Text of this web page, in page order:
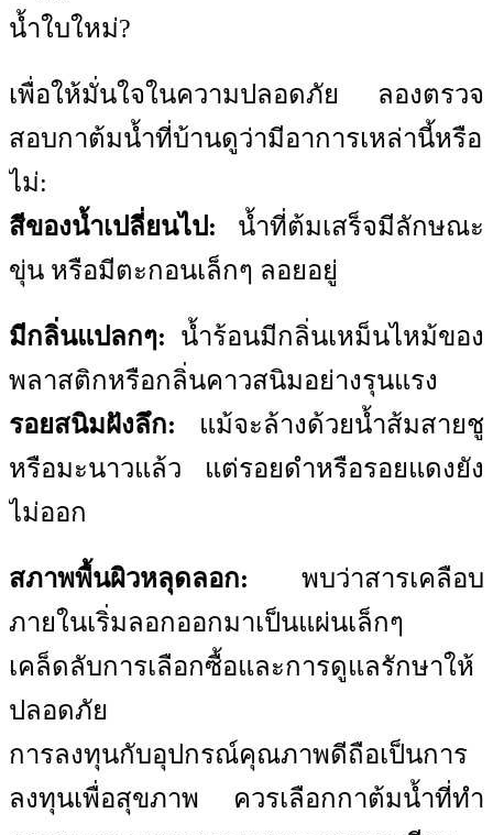
น้ำใบใหม่?
เพื่อให้มั่นใจในความปลอดภัย ลองตรวจ
สอบกาต้มน้ำที่บ้านดูว่ามีอาการเหล่านี้หรือ
ไม่:
สีของน้ำเปลี่ยนไป: น้ำที่ต้มเสร็จมีลักษณะ
ขุ่น หรือมีตะกอนเล็กๆ ลอยอยู่
มีกลิ่นแปลกๆ: น้ำร้อนมีกลิ่นเหม็นไหม้ของ
พลาสติกหรือกลิ่นคาวสนิมอย่างรุนแรง
รอยสนิมฝังลึก: แม้จะล้างด้วยน้ำส้มสายชู
หรือมะนาวแล้ว แต่รอยดำหรือรอยแดงยัง
ไม่ออก
สภาพพื้นผิวหลุดลอก: พบว่าสารเคลือบ
ภายในเริ่มลอกออกมาเป็นแผ่นเล็กๆ
เคล็ดลับการเลือกซื้อและการดูแลรักษาให้
ปลอดภัย
การลงทุนกับอุปกรณ์คุณภาพดีถือเป็นการ
ลงทุนเพื่อสุขภาพ ควรเลือกกาต้มน้ำที่ทำ